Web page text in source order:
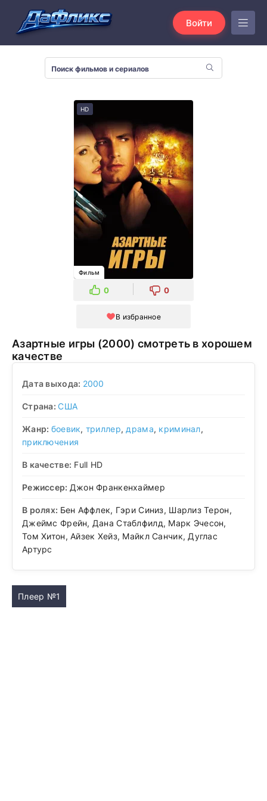
Войти
HD
Фильм
0 0
В избранное
Азартные игры (2000) смотреть в хорошем
качестве
Дата выхода: 2000
Страна:США
Жанр: боевик, триллер, драма, криминал,
приключения
В качестве: Full HD
Режиссер: Джон Франкенхаймер
В ролях: Бен Аффлек, Гэри Синиз, Шарлиз Терон,
Джеймс Фрейн, Дана Стаблфилд, Марк Эчесон,
Том Хитон, Айзек Хейз, Майкл Санчик, Дуглас
Артурс
Плеер №1